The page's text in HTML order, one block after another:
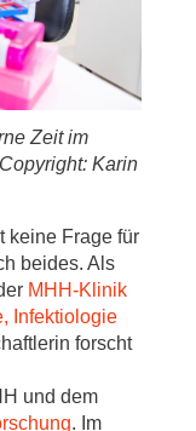
Zeit im
Karin
keine Frage für
beides. Als
MHH-Klinik
Infektiologie
forscht
und dem
. Im